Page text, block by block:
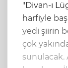
"Divan-ı
harfiyle
yedi şiirin
çok
sunulacak.